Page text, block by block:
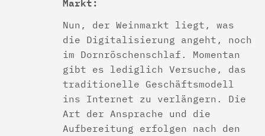
Nun, der Weinmarkt liegt, was
die Digitalisierung angeht, noch
im Dornröschenschlaf. Momentan
gibt es lediglich Versuche, das
traditionelle Geschäftsmodell
ins Internet zu verlängern. Die
Art der Ansprache und die
Aufbereitung erfolgen nach den